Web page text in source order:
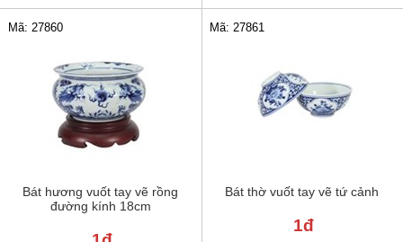
Bát hương vuốt tay vẽ rồng
đường kính 18cm
Mã: 27860
Bát thờ vuốt tay vẽ tứ cảnh
Mã: 27861
1đ